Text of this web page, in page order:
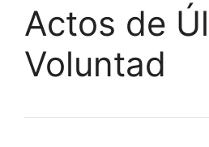
Actos de
Voluntad